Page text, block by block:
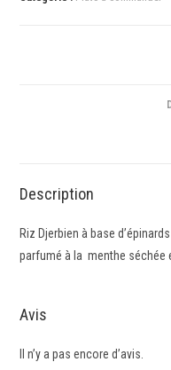
Description
Riz Djerbien à base
parfumé à la menthe séchée
Avis
Il n’y a pas encore d’avis.